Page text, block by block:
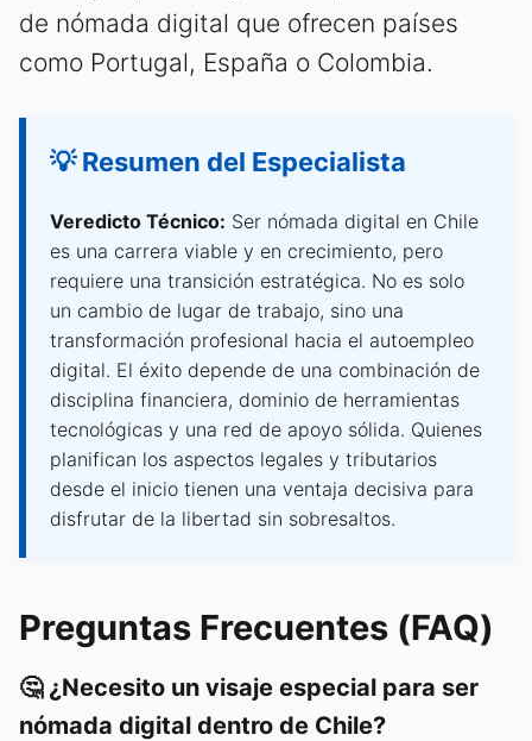
de nómada digital que ofrecen países
como Portugal, España o Colombia.
💡 Resumen del Especialista
Veredicto Técnico: Ser nómada digital en Chile
es una carrera viable y en crecimiento, pero
requiere una transición estratégica. No es solo
un cambio de lugar de trabajo, sino una
transformación profesional hacia el autoempleo
digital. El éxito depende de una combinación de
disciplina financiera, dominio de herramientas
tecnológicas y una red de apoyo sólida. Quienes
planifican los aspectos legales y tributarios
desde el inicio tienen una ventaja decisiva para
disfrutar de la libertad sin sobresaltos.
Preguntas Frecuentes (FAQ)
🤔 ¿Necesito un visaje especial para ser
nómada digital dentro de Chile?